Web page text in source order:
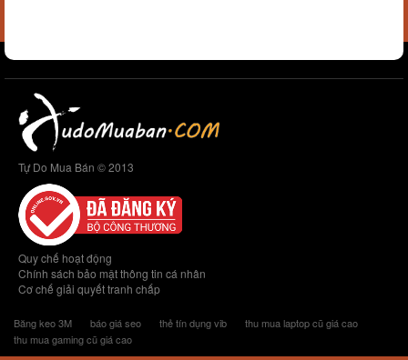
Tự Do Mua Bán © 2013
Quy chế hoạt động
Chính sách bảo mật thông tin cá nhân
Cơ chế giải quyết tranh chấp
Băng keo 3M báo giá seo thẻ tín dụng vib
thu mua laptop cũ giá cao
thu mua gaming cũ giá cao